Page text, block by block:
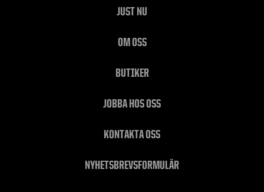
JUST NU
OM OSS
BUTIKER
JOBBA HOS OSS
KONTAKTA OSS
NYHETSBREVSFORMULÄR